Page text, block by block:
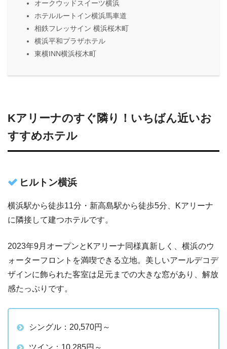
オークウッドスイーツ横浜
ホテルルートイン横浜馬車道
相鉄フレッサイン 横浜桜木町
横浜平和プラザホテル
東横INN横浜桜木町
Kアリーナのすぐ隣り！いちばん近いお
すすめホテル
ヒルトン横浜
横浜駅から徒歩11分・新高島駅から徒歩5分、Kアリーナ
に隣接して建つホテルです。
2023年9月オープンとKアリーナ同様真新しく、横浜のウ
ォーターフロントを満喫できる立地。美しいアールデコデ
ザインに飾られた客室は足元までの大きな窓があり、解放
感たっぷりです。
シングル：20,570円～